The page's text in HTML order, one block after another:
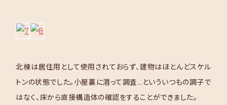
北棟は居住用として使用されておらず、建物はほとんどスケル
トンの状態でした。小屋裏に潜って調査…といういつもの調子で
はなく、床から直接構造体の確認をすることができました。